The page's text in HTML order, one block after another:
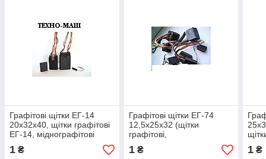
Графітові щітки ЕГ-14
20х32х40, щітки графітові
ЕГ-14, міднографітові
щітки, вугільнографітові
щітки ЕГ-14
1 ₴
Графітові щітки ЕГ-74
12,5х25х32 (щітки
графітові,
вугільнографітові щітки)
1₴ 1 ₴